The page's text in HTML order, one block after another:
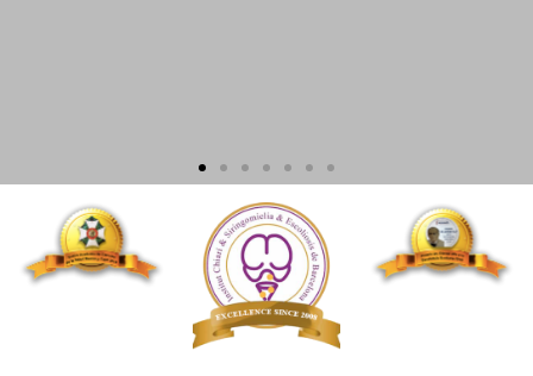
Institut Chiari & Siringomielia & Escoliosis de Barcelona
Miejsce, w którym nauka daje nadzieję.
Poznaj naszą misję, zaangażowanie i najwyższe standardy opieki
medycznej.
Zapraszamy do obejrzenia naszego filmu korporacyjnego